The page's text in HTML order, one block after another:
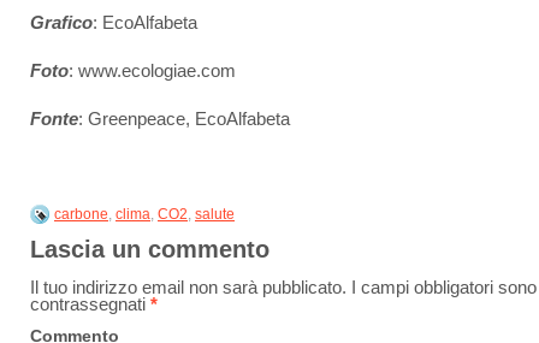
Grafico: EcoAlfabeta
Foto: www.ecologiae.com
Fonte: Greenpeace, EcoAlfabeta
carbone, clima, CO2, salute
Lascia un commento
Il tuo indirizzo email non sarà pubblicato. I campi obbligatori sono
contrassegnati *
Commento